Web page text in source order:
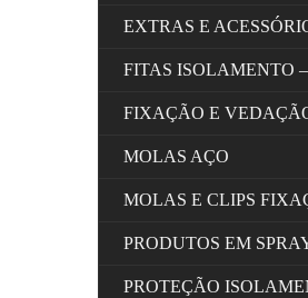
EXTRAS E
FITAS ISOLAMENTO
FIXAÇÃO E
MOLAS AÇO
MOLAS E CLIPS
PRODUTOS EM
PROTEÇÃO